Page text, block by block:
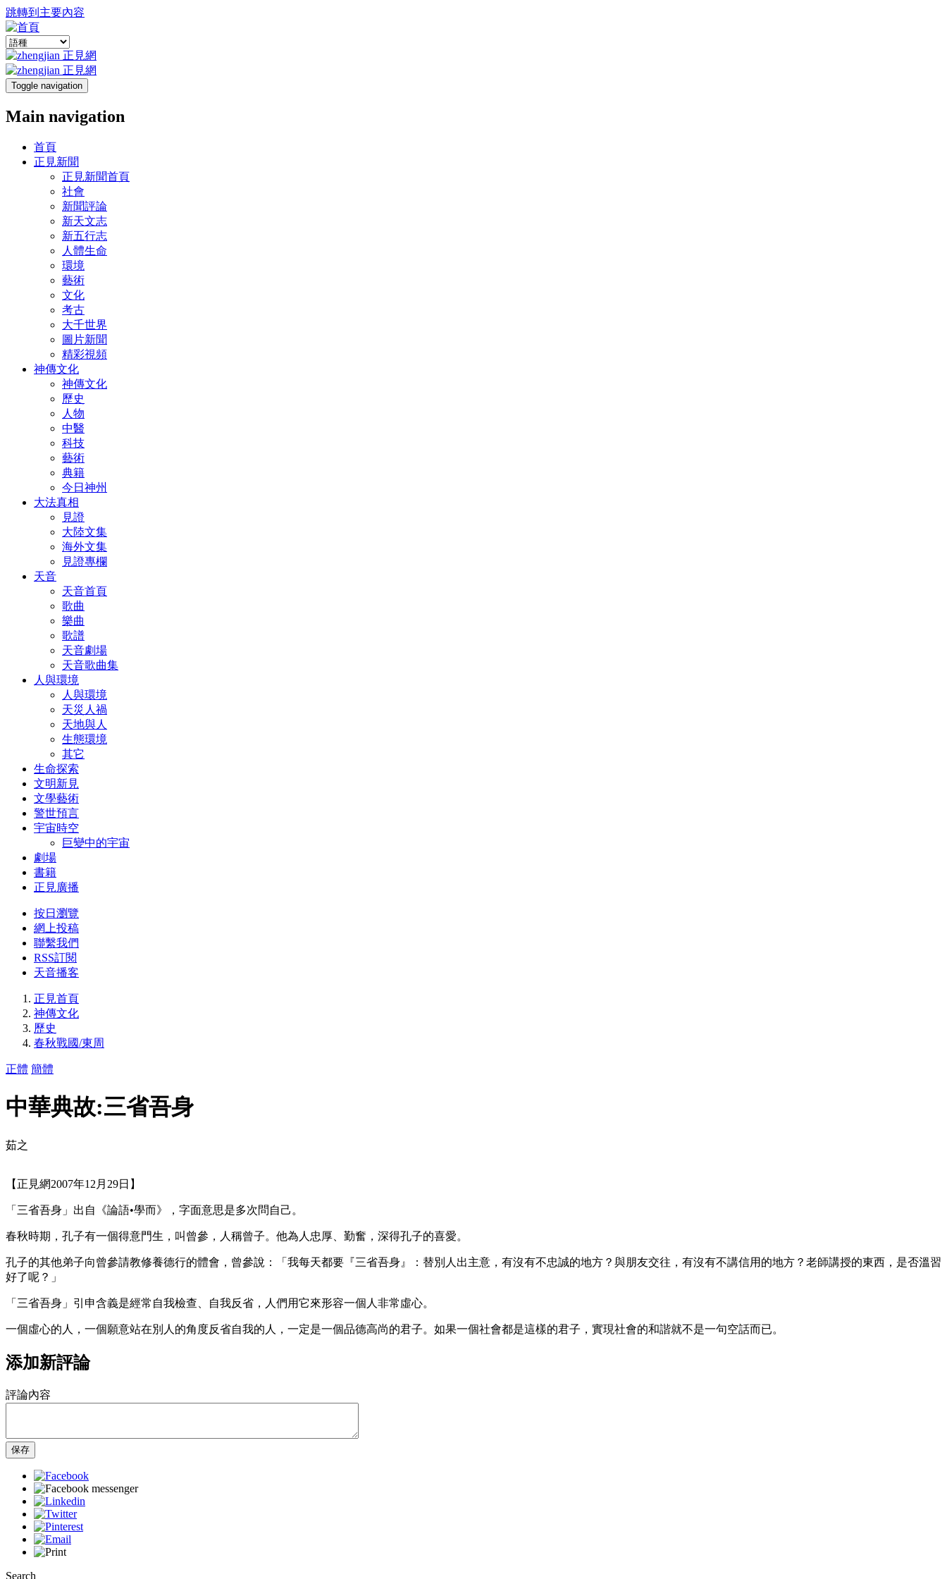
跳轉到主要內容
Toggle navigation
Main navigation
首頁
正見新聞
正見新聞首頁
社會
新聞評論
新天文志
新五行志
人體生命
環境
藝術
文化
考古
大千世界
圖片新聞
精彩視頻
神傳文化
神傳文化
歷史
人物
中醫
科技
藝術
典籍
今日神州
大法真相
見證
大陸文集
海外文集
見證專欄
天音
天音首頁
歌曲
樂曲
歌譜
天音劇場
天音歌曲集
人與環境
人與環境
天災人禍
天地與人
生態環境
其它
生命探索
文明新見
文學藝術
警世預言
宇宙時空
巨變中的宇宙
劇場
書籍
正見廣播
按日瀏覽
網上投稿
聯繫我們
RSS訂閱
天音播客
正見首頁
神傳文化
歷史
春秋戰國/東周
正體 簡體
中華典故:三省吾身
茹之
【正見網2007年12月29日】
「三省吾身」出自《論語•學而》，字面意思是多次問自己。
春秋時期，孔子有一個得意門生，叫曾參，人稱曾子。他為人忠厚、勤奮，深得孔子的喜愛。
孔子的其他弟子向曾參請教修養德行的體會，曾參說：「我每天都要『三省吾身』：替別人出主意，有沒有不忠誠的地方？與朋友交往，有沒有不講信用的地方？老師講授的東西，是否溫習
好了呢？」
「三省吾身」引申含義是經常自我檢查、自我反省，人們用它來形容一個人非常虛心。
一個虛心的人，一個願意站在別人的角度反省自我的人，一定是一個品德高尚的君子。如果一個社會都是這樣的君子，實現社會的和諧就不是一句空話而已。
添加新評論
評論內容
保存
Search